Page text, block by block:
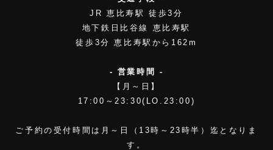
JR 恵比寿駅 徒歩3分
地下鉄日比谷線 恵比寿駅
徒歩3分 恵比寿駅から162m
- 営業時間 -
【月～日】
17:00～23:30(LO.23:00)
ご予約の受付時間は月～日（13時～23時半）迄となりま
す。